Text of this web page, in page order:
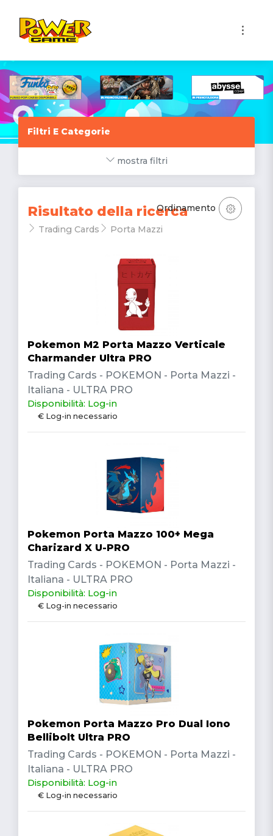
Filtri E Categorie
mostra filtri
Risultato della ricerca
Trading Cards Porta Mazzi
Ordinamento
Pokemon M2 Porta Mazzo Verticale
Charmander Ultra PRO
Trading Cards - POKEMON - Porta Mazzi -
Italiana - ULTRA PRO
Disponibilità: Log-in
€ Log-in necessario
Pokemon Porta Mazzo 100+ Mega
Charizard X U-PRO
Trading Cards - POKEMON - Porta Mazzi -
Italiana - ULTRA PRO
Disponibilità: Log-in
€ Log-in necessario
Pokemon Porta Mazzo Pro Dual Iono
Bellibolt Ultra PRO
Trading Cards - POKEMON - Porta Mazzi -
Italiana - ULTRA PRO
Disponibilità: Log-in
€ Log-in necessario